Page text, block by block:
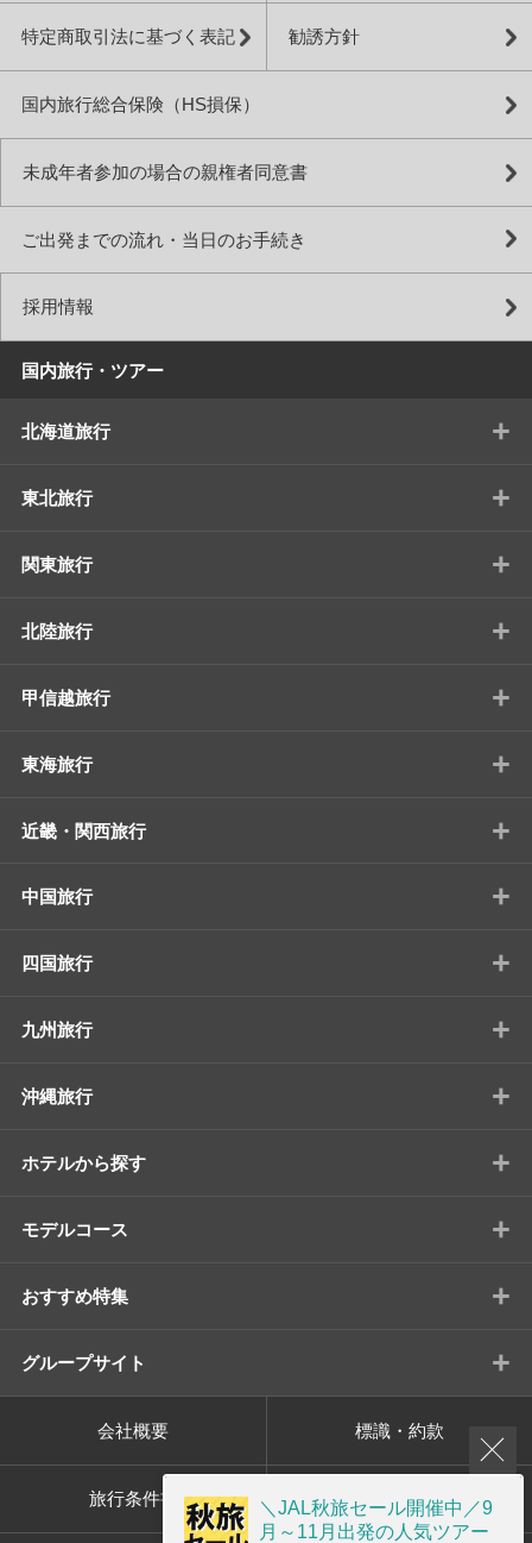
特定商取引法に基づく表記 勧誘方針
国内旅行総合保険（HS損保）
未成年者参加の場合の親権者同意書
ご出発までの流れ・当日のお手続き
採用情報
国内旅行・ツアー
北海道旅行 +
東北旅行 +
関東旅行 +
北陸旅行 +
甲信越旅行 +
東海旅行 +
近畿・関西旅行 +
中国旅行 +
四国旅行 +
九州旅行 +
沖縄旅行 +
ホテルから探す +
モデルコース +
おすすめ特集 +
グループサイト +
会社概要 標識・約款
旅行条件書 プライバシーポリシー
＼JAL秋旅セール開催中／9
月～11月出発の人気ツアー